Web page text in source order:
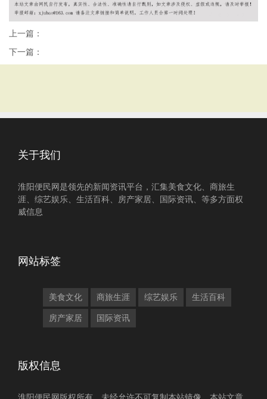
上一篇：
下一篇：
关于我们
淮阳便民网是领先的新闻资讯平台，汇集美食文化、商旅生
涯、综艺娱乐、生活百科、房产家居、国际资讯、等多方面权
威信息
网站标签
美食文化 商旅生涯 综艺娱乐 生活百科
房产家居 国际资讯
版权信息